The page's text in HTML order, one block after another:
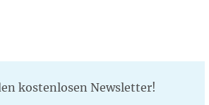
kostenlosen Newsletter!